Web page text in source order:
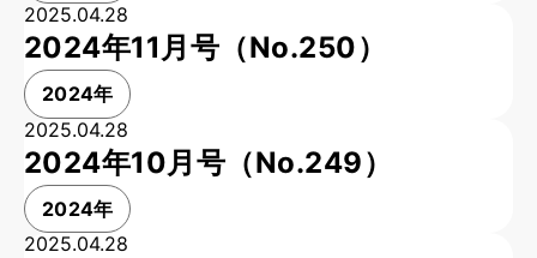
2025.04.28
2024年11月号（No.250）
2024年
2025.04.28
2024年10月号（No.249）
2024年
2025.04.28